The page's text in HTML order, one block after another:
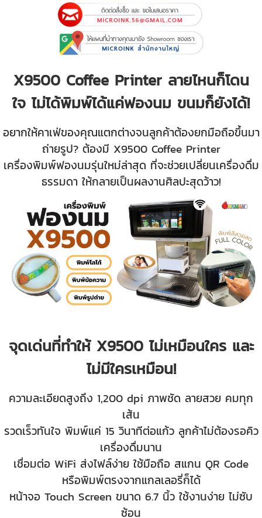
X9500 Coffee Printer ลายไหนก็โดน
ใจ ไม่ได้พิมพ์ได้แค่ฟองนม ขนมก็ยังได้!
อยากให้คาเฟ่ของคุณแตกต่างจนลูกค้าต้องยกมือถือขึ้นมา
ถ่ายรูป?ต้องมี X9500 Coffee Printer
เครื่องพิมพ์ฟองนมรุ่นใหม่ล่าสุด ที่จะช่วยเปลี่ยนเครื่องดื่ม
ธรรมดา ให้กลายเป็นผลงานศิลปะสุดว้าว!
จุดเด่นที่ทำให้ X9500 ไม่เหมือนใคร และ
ไม่มีใครเหมือน!
ความละเอียดสูงถึง 1,200 dpi ภาพชัด ลายสวย คมทุก
เส้น
รวดเร็วทันใจ พิมพ์แค่ 15 วินาทีต่อแก้ว ลูกค้าไม่ต้องรอคิว
เครื่องดื่มนาน
เชื่อมต่อ WiFi ส่งไฟล์ง่าย ใช้มือถือ สแกน QR Code
หรือพิมพ์ตรงจากแกลเลอรี่ก็ได้
หน้าจอ Touch Screen ขนาด 6.7 นิ้ว ใช้งานง่าย ไม่ซับ
ซ้อน